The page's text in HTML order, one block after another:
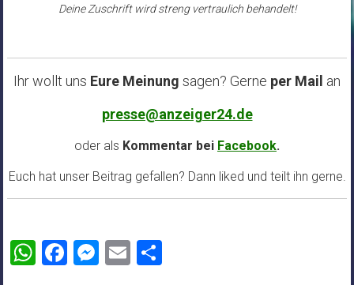
Deine Zuschrift wird streng vertraulich behandelt!
Ihr wollt uns Eure Meinung sagen? Gerne per Mail an
presse@anzeiger24.de
oder als Kommentar bei Facebook.
Euch hat unser Beitrag gefallen? Dann liked und teilt ihn gerne.
WhatsApp
Facebook
Messenger
EmailTeilen